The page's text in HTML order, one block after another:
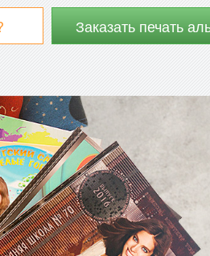
Заказать печать